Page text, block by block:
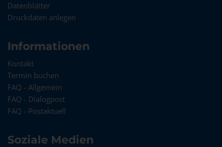
Datenblätter
Druckdaten anlegen
Informationen
Kontakt
Termin buchen
FAQ - Allgemein
FAQ - Dialogpost
FAQ - Postaktuell
Soziale Medien